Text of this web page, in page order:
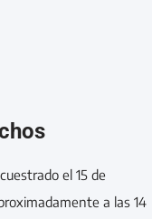
el 15 de
a las 14